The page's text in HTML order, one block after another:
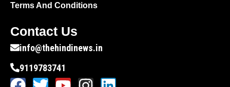
Terms And Conditions
Contact Us
info@thehindinews.in
9119783741